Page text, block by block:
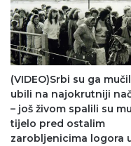
(VIDEO)Srbi su ga
ubili na najokrutniji
– još živom spalili su mu
tijelo pred ostalim
zarobljenicima logora